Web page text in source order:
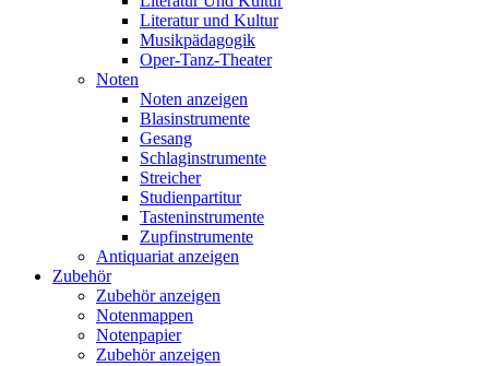
Literatur und Kultur
Musikpädagogik
Oper-Tanz-Theater
Noten
Noten anzeigen
Blasinstrumente
Gesang
Schlaginstrumente
Streicher
Studienpartitur
Tasteninstrumente
Zupfinstrumente
Antiquariat anzeigen
Zubehör
Zubehör anzeigen
Notenmappen
Notenpapier
Zubehör anzeigen